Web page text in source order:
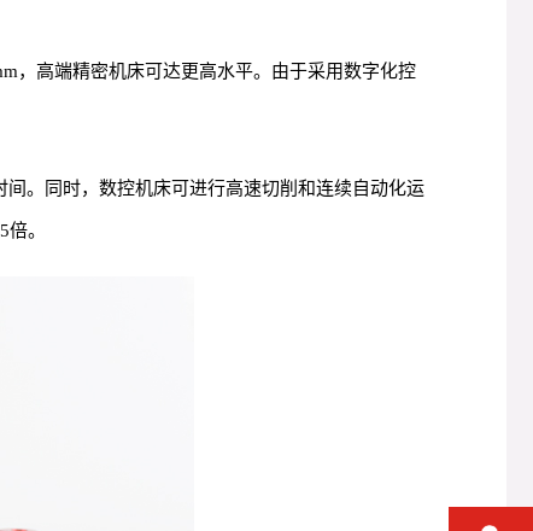
，高端精密机床可达更高水平。由于采用数字化控
。同时，数控机床可进行高速切削和连续自动化运
。